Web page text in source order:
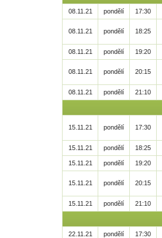
08.11.21 pondělí 17:30
08.11.21 pondělí 18:25
08.11.21 pondělí 19:20
08.11.21 pondělí 20:15
08.11.21 pondělí 21:10
15.11.21 pondělí 17:30
15.11.21 pondělí 18:25
15.11.21 pondělí 19:20
15.11.21 pondělí 20:15
15.11.21 pondělí 21:10
22.11.21 pondělí 17:30